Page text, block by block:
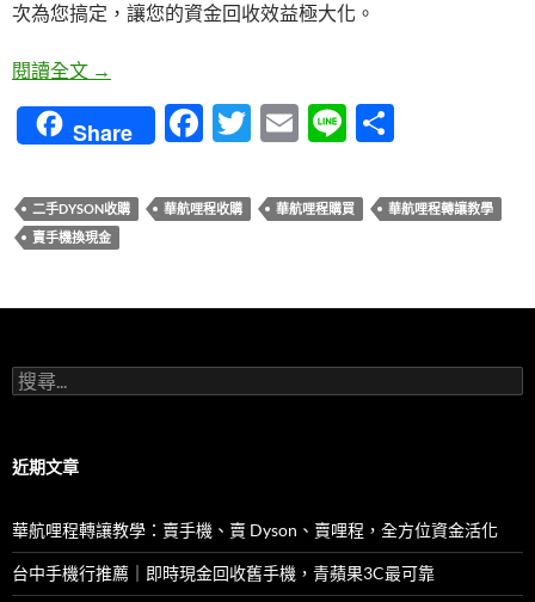
次為您搞定，讓您的資金回收效益極大化。
閱讀全文 華航哩程轉讓教學：賣手機、賣 Dyson、賣哩程，
→
Share
F
e
o
T
itt
E
ail
Li
e
二手DYSON收購 華航哩程收購 華航哩程購買
華航哩程轉讓教學
賣手機換現金
搜
尋
字:
近期文章
華航哩程轉讓教學：賣手機、賣 Dyson、賣哩程，全方位資金活化
台中手機行推薦｜即時現金回收舊手機，青蘋果3C最可靠